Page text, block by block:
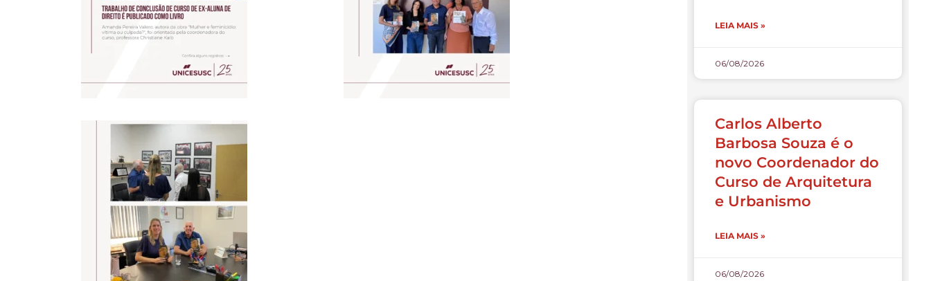
LEIA MAIS »
06/08/2026
Carlos Alberto
Barbosa Souza é o
novo Coordenador do
Curso de Arquitetura
e Urbanismo
LEIA MAIS »
06/08/2026